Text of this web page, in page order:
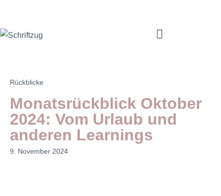
Rückblicke
Monatsrückblick Oktober
2024: Vom Urlaub und
anderen Learnings
9. November 2024